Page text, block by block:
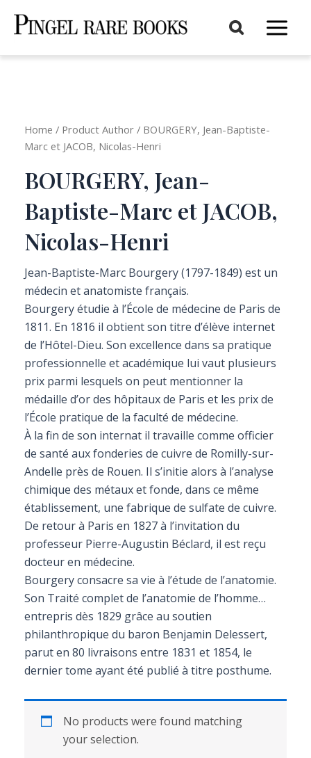
Main
Home / Product Author / BOURGERY, Jean-Baptiste-
Marc et JACOB, Nicolas-Henri
BOURGERY, Jean-
Baptiste-Marc et JACOB,
Nicolas-Henri
Jean-Baptiste-Marc Bourgery (1797-1849) est un
médecin et anatomiste français.
Bourgery étudie à l’École de médecine de Paris de
1811. En 1816 il obtient son titre d’élève internet
de l’Hôtel-Dieu. Son excellence dans sa pratique
professionnelle et académique lui vaut plusieurs
prix parmi lesquels on peut mentionner la
médaille d’or des hôpitaux de Paris et les prix de
l’École pratique de la faculté de médecine.
À la fin de son internat il travaille comme officier
de santé aux fonderies de cuivre de Romilly-sur-
Andelle près de Rouen. Il s’initie alors à l’analyse
chimique des métaux et fonde, dans ce même
établissement, une fabrique de sulfate de cuivre.
De retour à Paris en 1827 à l’invitation du
professeur Pierre-Augustin Béclard, il est reçu
docteur en médecine.
Bourgery consacre sa vie à l’étude de l’anatomie.
Son Traité complet de l’anatomie de l’homme…
entrepris dès 1829 grâce au soutien
philanthropique du baron Benjamin Delessert,
parut en 80 livraisons entre 1831 et 1854, le
dernier tome ayant été publié à titre posthume.
No products were found matching
your selection.